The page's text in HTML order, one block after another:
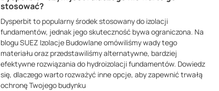
stosować?
Dysperbit to popularny środek stosowany do izolacji
fundamentów, jednak jego skuteczność bywa ograniczona. Na
blogu SUEZ Izolacje Budowlane omówiliśmy wady tego
materiału oraz przedstawiliśmy alternatywne, bardziej
efektywne rozwiązania do hydroizolacji fundamentów. Dowiedz
się, dlaczego warto rozważyć inne opcje, aby zapewnić trwałą
ochronę Twojego budynku